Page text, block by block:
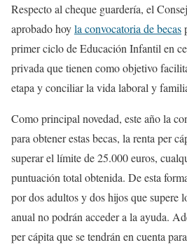
Respecto al cheque guardería, el
aprobado hoyla convocatoria de becas
primer ciclo de Educación Infantil en
privada que tienen como objetivo
etapa y conciliar la vida laboral y
Como principal novedad, este año la
para obtener estas becas, la renta per
superar el límite de 25.000 euros,
puntuación total obtenida. De esta
por dos adultos y dos hijos que supere
anual no podrán acceder a la ayuda.
per cápita que se tendrán en cuenta